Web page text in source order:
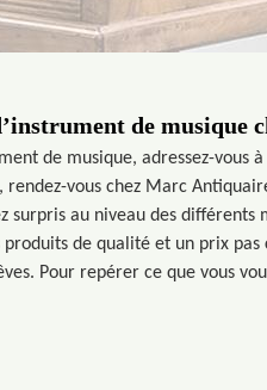
de musique
de musique, adressez-vous
vous chez Marc
surpris au niveau des différents
de qualité et un prix
Pour repérer ce que vous